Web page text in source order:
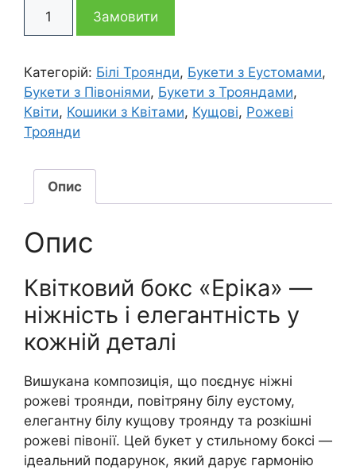
4
295 грн
485 грн
букет
квітів
Еріка
в
боксі
Замовити
Категорій: Білі Троянди, Букети з Еустомами,
Букети з Півоніями, Букети з Трояндами,
Квіти, Кошики з Квітами, Кущові, Рожеві
Троянди
Опис
Опис
Квітковий бокс «Еріка» —
ніжність і елегантність у
кожній деталі
Вишукана композиція, що поєднує ніжні
рожеві троянди, повітряну білу еустому,
елегантну білу кущову троянду та розкішні
рожеві півонії. Цей букет у стильному боксі —
ідеальний подарунок, який дарує гармонію